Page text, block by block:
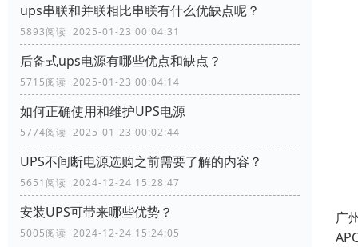
ups串联和并联相比串联有什么优缺点呢？
5893阅读 2025-01-23 00:04:31
后备式ups电源有哪些优点和缺点？
5715阅读 2025-01-23 00:04:14
如何正确使用和维护UPS电源
5774阅读 2025-01-23 00:02:44
UPS不间断电源选购之前需要了解的内容？
5651阅读 2024-12-24 15:28:47
安装UPS可带来哪些优势？
5005阅读 2024-12-24 15:24:05
广